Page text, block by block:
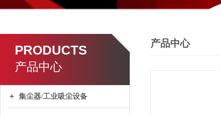
PRODUCTS
产品中心
集尘器/工业吸尘设备
产品中心